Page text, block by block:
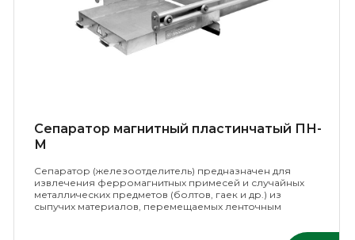
Сепаратор магнитный пластинчатый ПН-
М
Сепаратор (железоотделитель) предназначен для
извлечения ферромагнитных примесей и случайных
металлических предметов (болтов, гаек и др.) из
сыпучих материалов, перемещаемых ленточным